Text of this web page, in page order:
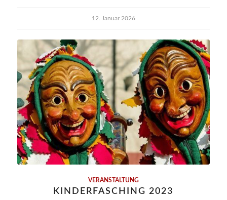
12. Januar 2026
VERANSTALTUNG
KINDERFASCHING 2023